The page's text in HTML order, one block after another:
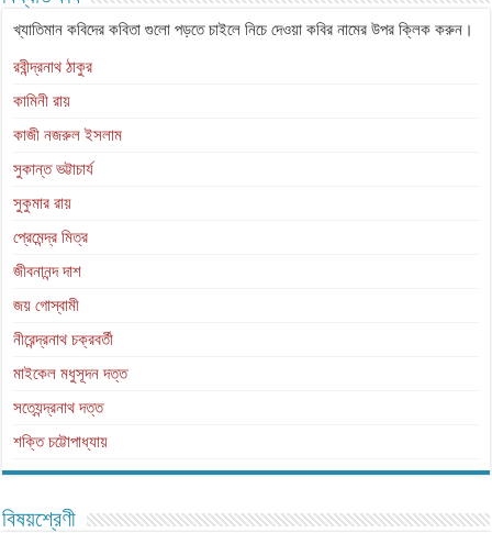
খ্যাতিমান কবিদের কবিতা গুলো পড়তে চাইলে নিচে দেওয়া কবির নামের উপর ক্লিক করুন।
রবীন্দ্রনাথ ঠাকুর
কামিনী রায়
কাজী নজরুল ইসলাম
সুকান্ত ভট্টাচার্য
সুকুমার রায়
প্রেমেন্দ্র মিত্র
জীবনানন্দ দাশ
জয় গোস্বামী
নীরেন্দ্রনাথ চক্রবর্তী
মাইকেল মধুসূদন দত্ত
সত্যেন্দ্রনাথ দত্ত
শক্তি চট্টোপাধ্যায়
বিষয়শ্রেণী